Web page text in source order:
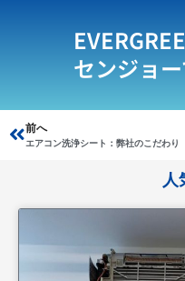
センジョ
Prev
前へ
エアコン洗浄シート：弊社のこだわり
人